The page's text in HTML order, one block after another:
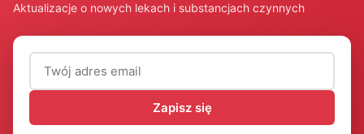
Aktualizacje o nowych lekach i substancjach czynnych
Adres email (wymagany)
Zapisz się